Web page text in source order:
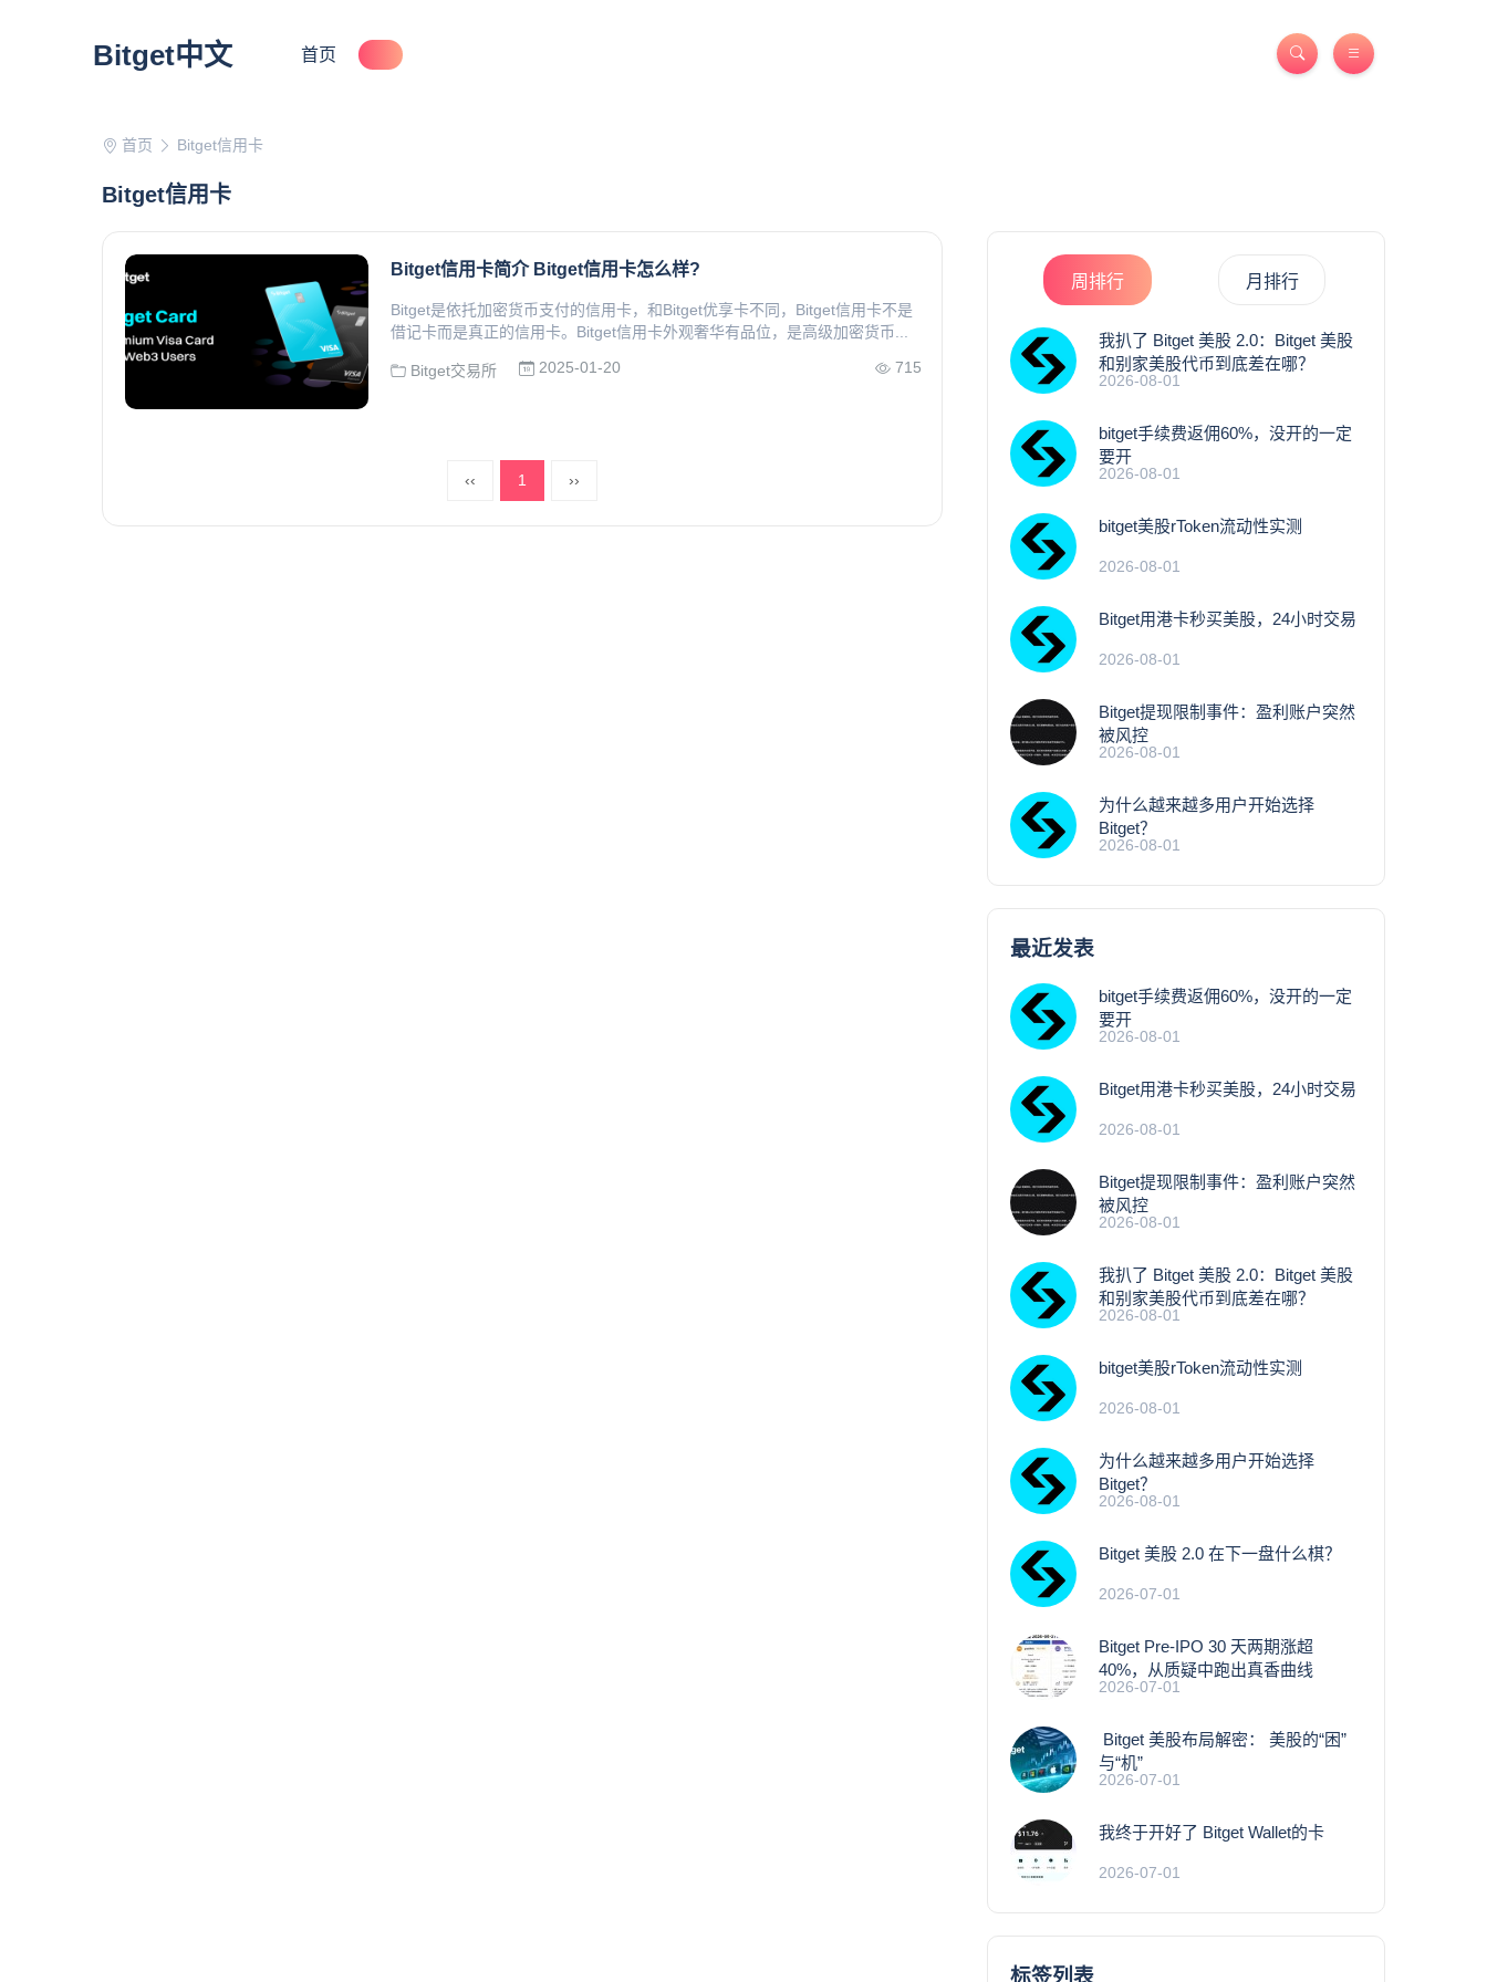
Bitget中文 首页
首页 Bitget信用卡
Bitget信用卡
Bitget信用卡简介 Bitget信用卡怎么样?
Bitget是依托加密货币支付的信用卡，和Bitget优享卡不同，Bitget信用卡不是
借记卡而是真正的信用卡。Bitget信用卡外观奢华有品位，是高级加密货币...
Bitget交易所 2025-01-20 715
‹‹ 1 ››
周排行 月排行
我扒了 Bitget 美股 2.0：Bitget 美股
和别家美股代币到底差在哪？
2026-08-01
bitget手续费返佣60%，没开的一定
要开
2026-08-01
bitget美股rToken流动性实测
2026-08-01
Bitget用港卡秒买美股，24小时交易
2026-08-01
Bitget提现限制事件：盈利账户突然
被风控
2026-08-01
为什么越来越多用户开始选择
Bitget？
2026-08-01
最近发表
bitget手续费返佣60%，没开的一定
要开
2026-08-01
Bitget用港卡秒买美股，24小时交易
2026-08-01
Bitget提现限制事件：盈利账户突然
被风控
2026-08-01
我扒了 Bitget 美股 2.0：Bitget 美股
和别家美股代币到底差在哪？
2026-08-01
bitget美股rToken流动性实测
2026-08-01
为什么越来越多用户开始选择
Bitget？
2026-08-01
Bitget 美股 2.0 在下一盘什么棋？
2026-07-01
Bitget Pre-IPO 30 天两期涨超
40%，从质疑中跑出真香曲线
2026-07-01
Bitget 美股布局解密： 美股的“困”
与“机”
2026-07-01
我终于开好了 Bitget Wallet的卡
2026-07-01
标签列表